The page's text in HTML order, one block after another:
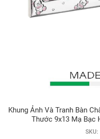
Khung Ảnh Và Tranh Bàn
Thước 9x13 Mạ Bạc
SKU: